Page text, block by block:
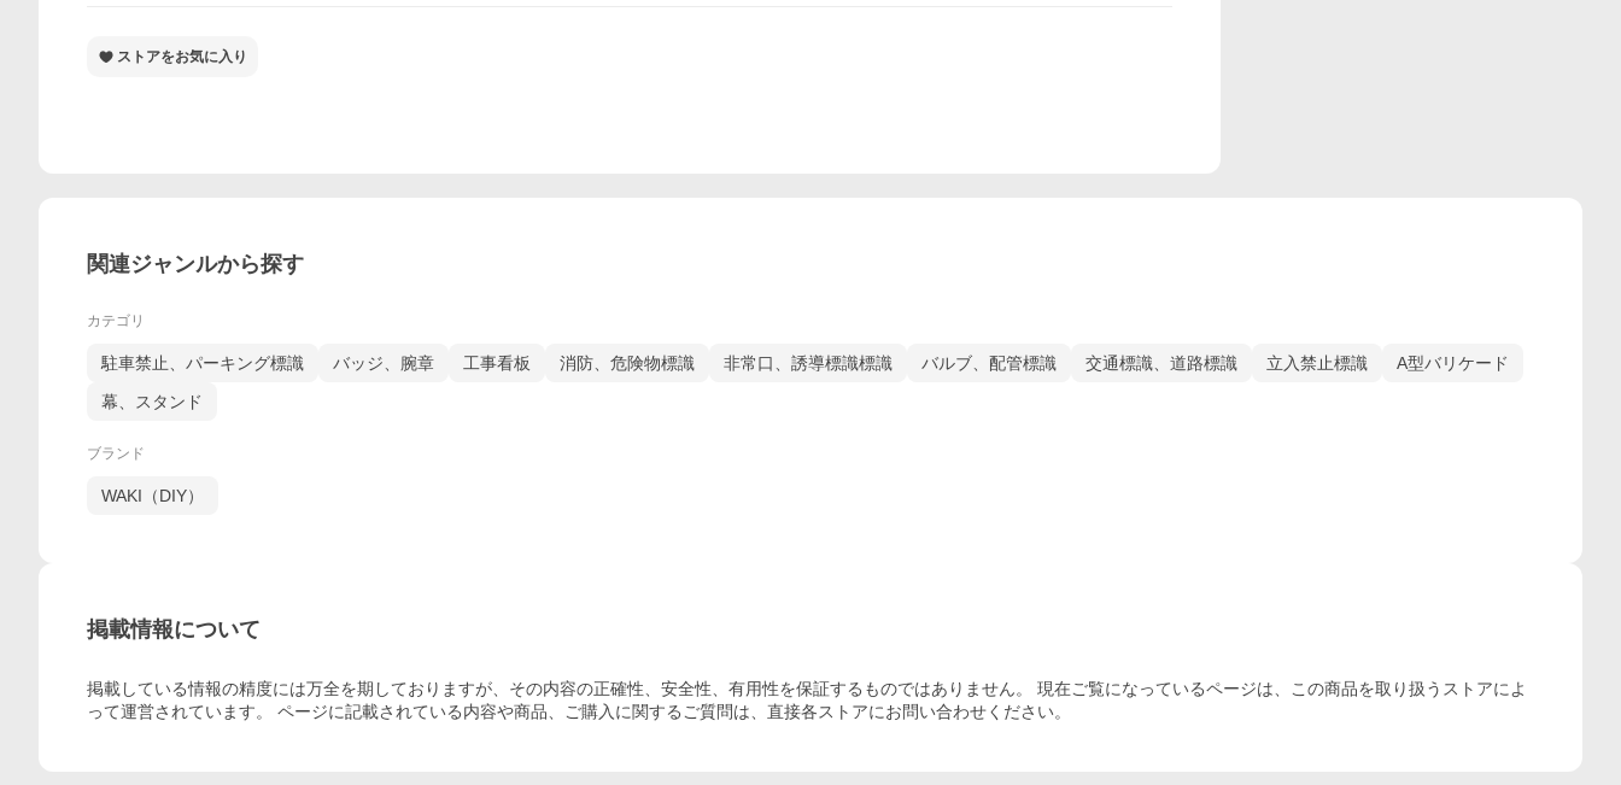
ストアをお気に入り
関連ジャンルから探す
カテゴリ
駐車禁止、パーキング標識 バッジ、腕章 工事看板 消防、危険物標識 非常口、誘導標識標識 バルブ、配管標識 交通標識、道路標識 立入禁止標識
A型バリケード
幕、スタンド
ブランド
WAKI（DIY）
掲載情報について
掲載している情報の精度には万全を期しておりますが、その内容の正確性、安全性、有用性を保証するものではありません。 現在ご覧になっているページは、この商品を取り扱うストアによ
って運営されています。 ページに記載されている内容や商品、ご購入 に関するご質問は、直接各ストアにお問い合わせください。